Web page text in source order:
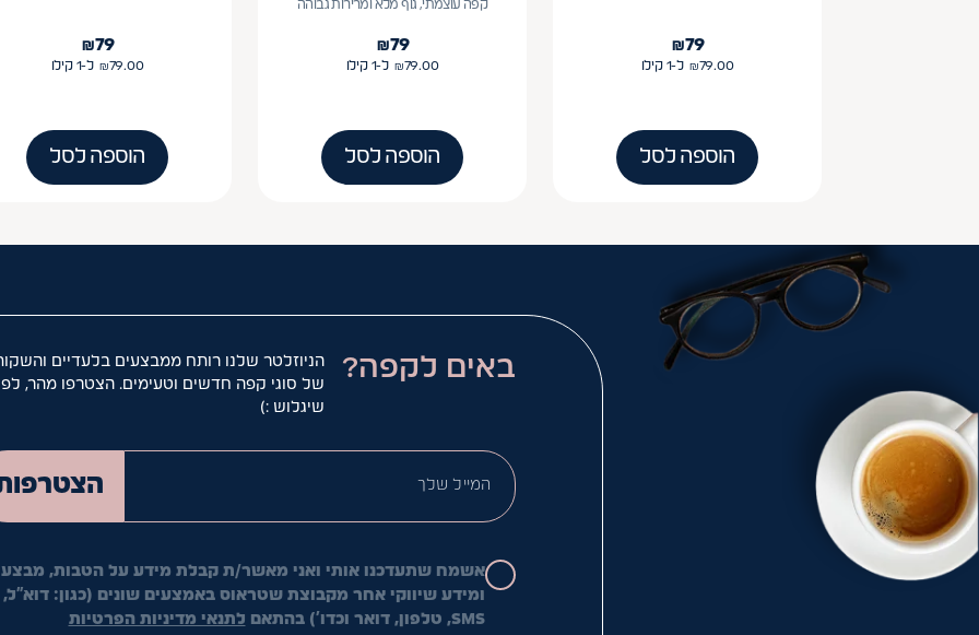
79
₪
79.00
₪ ל-1 קילו
הוספה לסל
קפה עוצמתי, גוף מלא ומרירות גבוהה
79
₪
79.00
₪ ל-1 קילו
הוספה לסל
79
₪
79.00
₪ ל-1 קילו
הוספה לסל
באים לקפה?
הניוזלטר שלנו רותח ממבצעים בלעדיים
של סוגי קפה חדשים וטעימים. הצטרפו מהר,
שיגלוש :)
אשמח שתעדכנו אותי ואני מאשר/ת קבלת מידע על הטבות,
ומידע שיווקי אחר מקבוצת שטראוס באמצעים שונים (כגון: דוא"ל,
SMS, טלפון, דואר וכדו') בהתאם
לתנאי מדיניות הפרטיות